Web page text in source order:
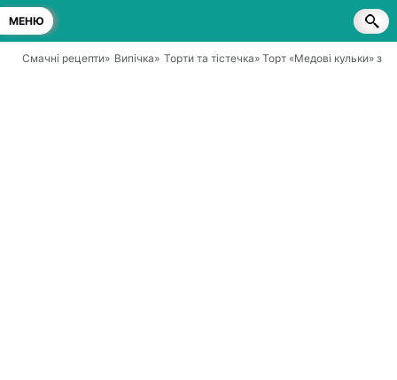
МЕНЮ
Смачні рецепти» Випічка» Торти та тістечка» Торт «Медові кульки» з